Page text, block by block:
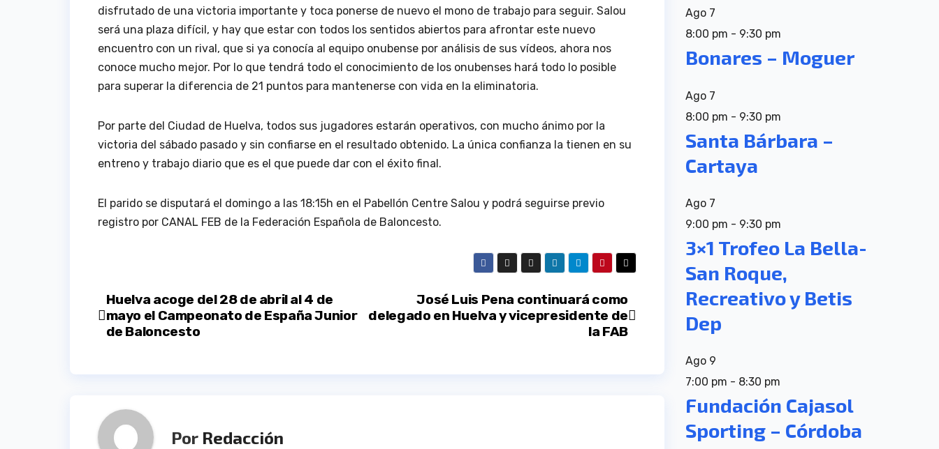
disfrutado de una victoria importante y toca ponerse de nuevo el mono de trabajo para seguir. Salou
será una plaza difícil, y hay que estar con todos los sentidos abiertos para afrontar este nuevo
encuentro con un rival, que si ya conocía al equipo onubense por análisis de sus vídeos, ahora nos
conoce mucho mejor. Por lo que tendrá todo el conocimiento de los onubenses hará todo lo posible
para superar la diferencia de 21 puntos para mantenerse con vida en la eliminatoria.
Por parte del Ciudad de Huelva, todos sus jugadores estarán operativos, con mucho ánimo por la
victoria del sábado pasado y sin confiarse en el resultado obtenido. La única confianza la tienen en su
entreno y trabajo diario que es el que puede dar con el éxito final.
El parido se disputará el domingo a las 18:15h en el Pabellón Centre Salou y podrá seguirse previo
registro por CANAL FEB de la Federación Española de Baloncesto.
Navegación
de
José Luis Pena continuará como
delegado en Huelva y vicepresidente de
la FAB
Huelva acoge del 28 de abril al 4 de
mayo el Campeonato de España Junior
de Baloncesto
Por Redacción
Ago 7
8:00 pm - 9:30 pm
Bonares – Moguer
Ago 7
8:00 pm - 9:30 pm
Santa Bárbara –
Cartaya
Ago 7
9:00 pm - 9:30 pm
3×1 Trofeo La Bella-
San Roque,
Recreativo y Betis
Dep
Ago 9
7:00 pm - 8:30 pm
Fundación Cajasol
Sporting – Córdoba